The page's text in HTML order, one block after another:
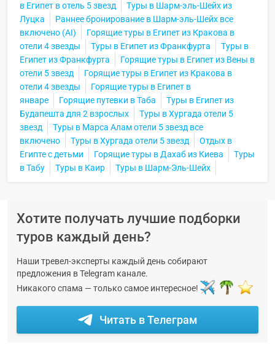
в Египет в отель 5 звезд
Туры в Шарм-эль-Шейх из
Луцка
Раннее бронирование в Шарм-эль-Шейх все
включено (AI)
Горящие туры в Египет из Кракова в
отели 4 звезды
Туры в Египет из Франкфурта
Туры в
Египет из Франкфурта
Горящие туры в Египет из Вены в
отели 5 звезд
Горящие туры в Египет из Кракова в
отели 4 звезды
Горящие туры в Египет в
январе
Горящие путевки в Таба
Туры в Египет из
Будапешта для 2 взрослых
Туры в Хургада отели 5
звезд
Туры в Марса Алам отели 5 звезд все
включено
Туры в Хургада отели 5 звезд
Отдых в
Египте с детьми
Горящие туры в Дахаб из Киева
Туры
в Табу
Туры в Каир Туры в Шарм-Эль-Шейх
Хотите получать лучшие подборки
туров каждый день?
Наши тревел-эксперты каждый день собирают
предложения в Telegram канале.
Никакого спама — только самое интересное!
Читать в Телеграм